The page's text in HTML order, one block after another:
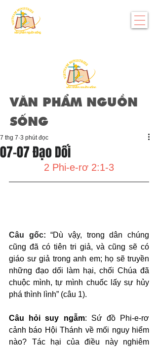
VĂN PHẨM NGUỒN
SỐNG
07-07 Đạo Dối
7 thg 7 3 phút đọc
2 Phi-e-rơ 2:1-3
Câu gốc: “Dù vậy, trong dân chúng
cũng đã có tiên tri giả, và cũng sẽ có
giáo sư giả trong anh em; họ sẽ truyền
những đạo dối làm hại, chối Chúa đã
chuộc mình, tự mình chuốc lấy sự hủy
phá thình lình” (câu 1).
Câu hỏi suy ngẫm: Sứ đồ Phi-e-rơ
cảnh báo Hội Thánh về mối nguy hiểm
nào? Tác hại của điều này nghiêm